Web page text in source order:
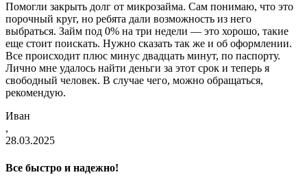
Помогли закрыть долг от микрозайма. Сам понимаю, что это
порочный круг, но ребята дали возможность из него
выбраться. Займ под 0% на три недели — это хорошо, такие
еще стоит поискать. Нужно сказать так же и об оформлении.
Все происходит плюс минус двадцать минут, по паспорту.
Лично мне удалось найти деньги за этот срок и теперь я
свободный человек. В случае чего, можно обращаться,
рекомендую.
Иван
,
28.03.2025
Все быстро и надежно!